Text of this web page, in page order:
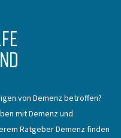
von Demenz betroffen?
mit Demenz und
Ratgeber Demenz finden